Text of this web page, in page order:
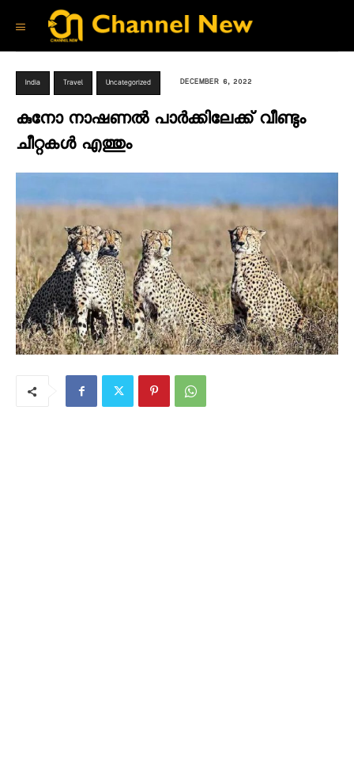
India Travel Uncategorized DECEMBER 6, 2022
കുനോ നാഷണല്‍ പാര്‍ക്കിലേക്ക് വീണ്ടും
ചീറ്റകൾ എത്തും